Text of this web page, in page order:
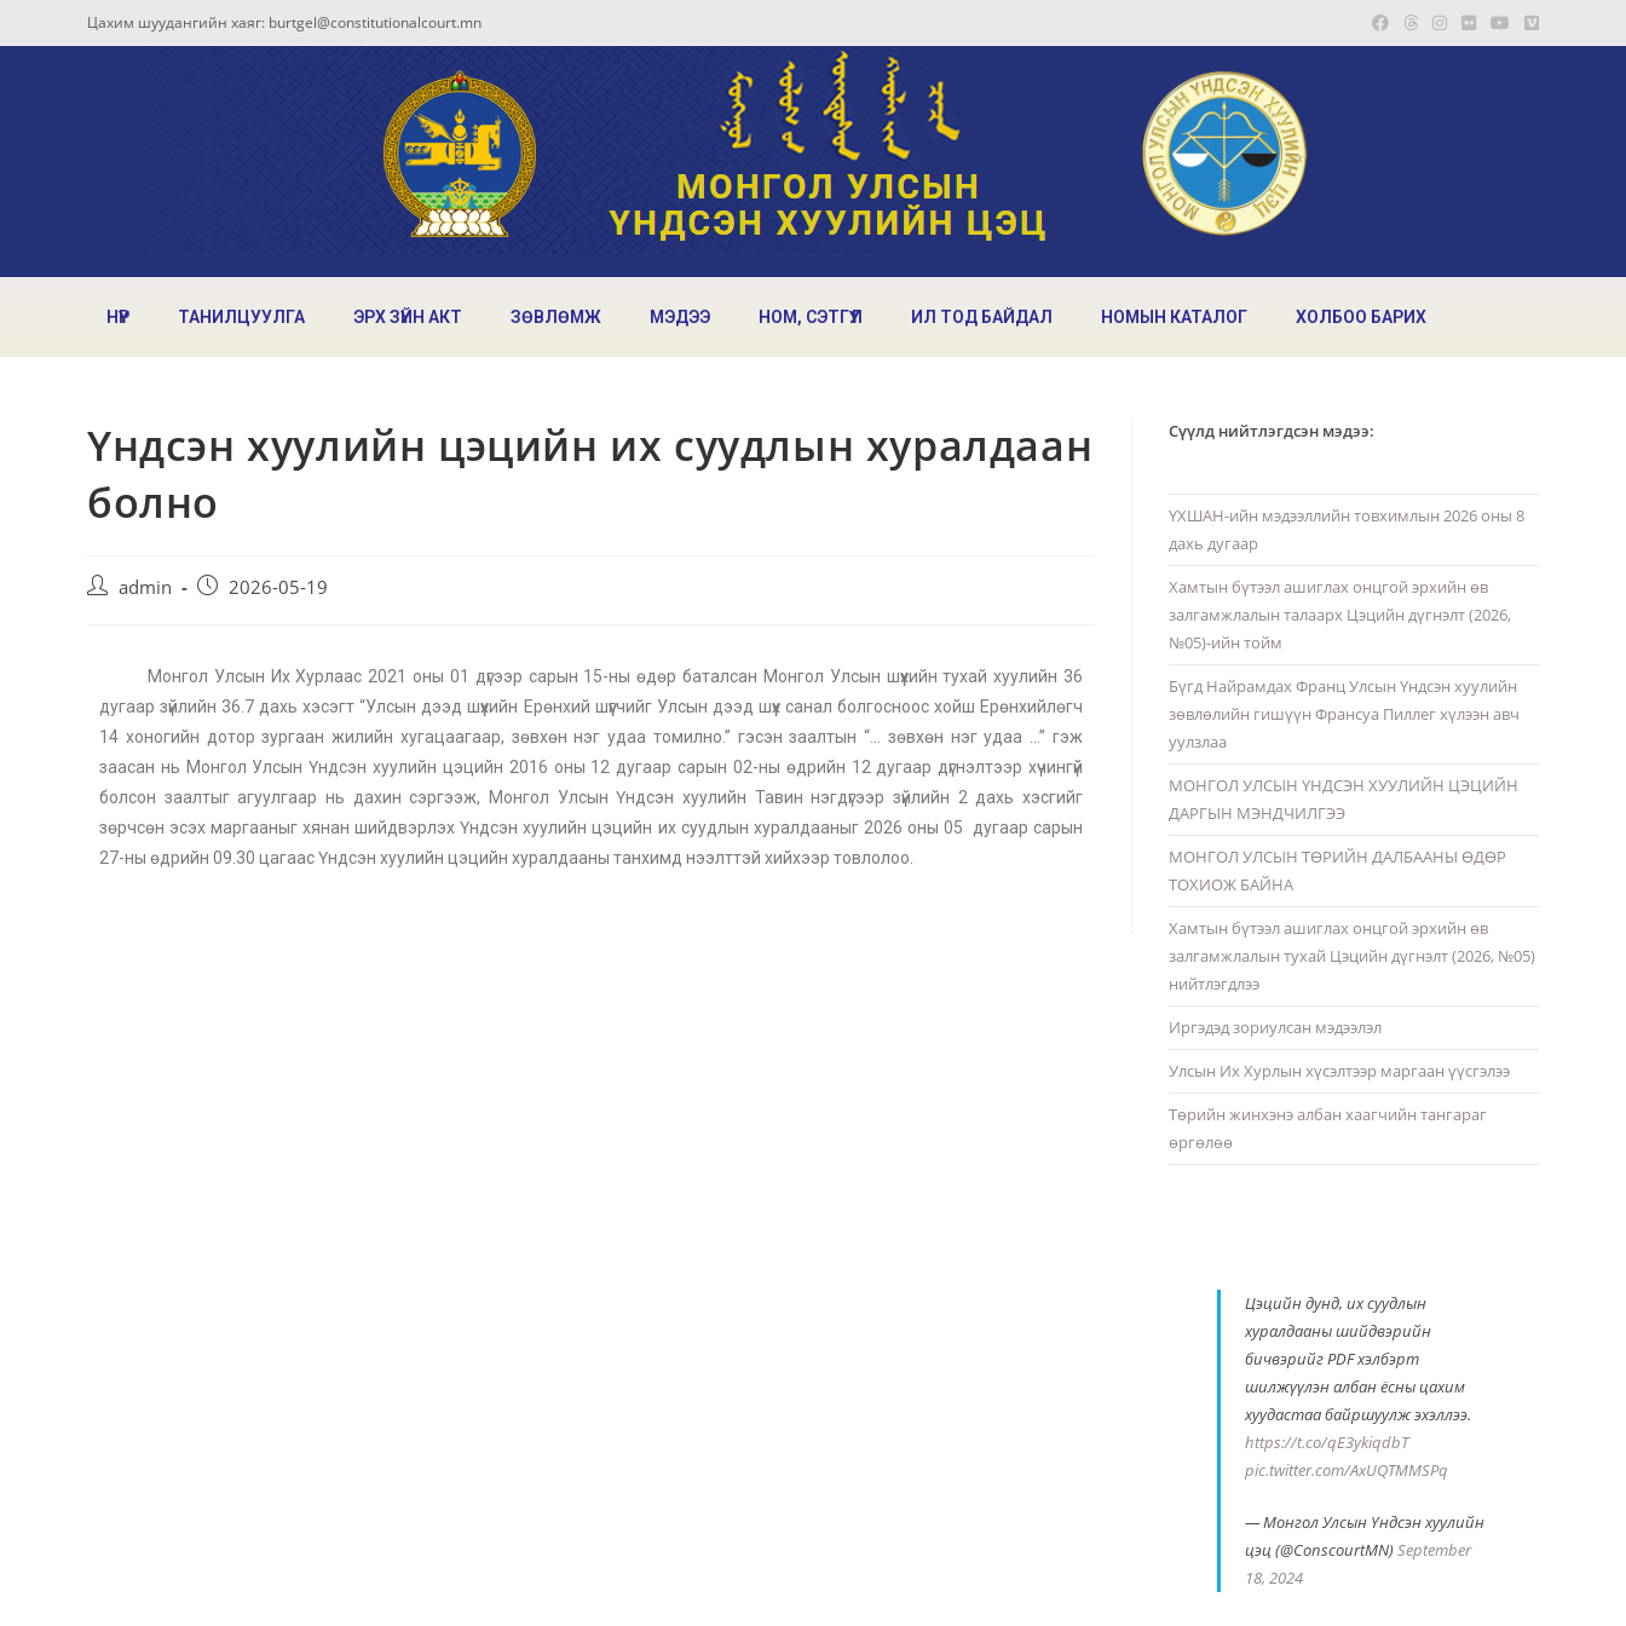
Цахим шуудангийн хаяг: burtgel@constitutionalcourt.mn
НҮҮР ТАНИЛЦУУЛГА ЭРХ ЗҮЙН АКТ ЗӨВЛӨМЖ МЭДЭЭ НОМ, СЭТГҮҮЛ ИЛ ТОД БАЙДАЛ НОМЫН КАТАЛОГ ХОЛБОО БАРИХ
Үндсэн хуулийн цэцийн их суудлын хуралдаан
болно
admin 2026-05-19
Монгол Улсын Их Хурлаас 2021 оны 01 дүгээр сарын 15-ны өдөр баталсан Монгол Улсын шүүхийн тухай хуулийн 36
дугаар зүйлийн 36.7 дахь хэсэгт “Улсын дээд шүүхийн Ерөнхий шүүгчийг Улсын дээд шүүх санал болгосноос хойш Ерөнхийлөгч
14 хоногийн дотор зургаан жилийн хугацаагаар, зөвхөн нэг удаа томилно.” гэсэн заалтын “… зөвхөн нэг удаа …” гэж
заасан нь Монгол Улсын Үндсэн хуулийн цэцийн 2016 оны 12 дугаар сарын 02-ны өдрийн 12 дугаар дүгнэлтээр хүчингүй
болсон заалтыг агуулгаар нь дахин сэргээж, Монгол Улсын Үндсэн хуулийн Тавин нэгдүгээр зүйлийн 2 дахь хэсгийг
зөрчсөн эсэх маргааныг хянан шийдвэрлэх Үндсэн хуулийн цэцийн их суудлын хуралдааныг 2026 оны 05 дугаар сарын
27-ны өдрийн 09.30 цагаас Үндсэн хуулийн цэцийн хуралдааны танхимд нээлттэй хийхээр товлолоо.
Сүүлд нийтлэгдсэн мэдээ:
ҮХШАН-ийн мэдээллийн товхимлын 2026 оны 8
дахь дугаар
Хамтын бүтээл ашиглах онцгой эрхийн өв
залгамжлалын талаарх Цэцийн дүгнэлт (2026,
№05)-ийн тойм
Бүгд Найрамдах Франц Улсын Үндсэн хуулийн
зөвлөлийн гишүүн Франсуа Пиллег хүлээн авч
уулзлаа
МОНГОЛ УЛСЫН ҮНДСЭН ХУУЛИЙН ЦЭЦИЙН
ДАРГЫН МЭНДЧИЛГЭЭ
МОНГОЛ УЛСЫН ТӨРИЙН ДАЛБААНЫ ӨДӨР
ТОХИОЖ БАЙНА
Хамтын бүтээл ашиглах онцгой эрхийн өв
залгамжлалын тухай Цэцийн дүгнэлт (2026, №05)
нийтлэгдлээ
Иргэдэд зориулсан мэдээлэл
Улсын Их Хурлын хүсэлтээр маргаан үүсгэлээ
Төрийн жинхэнэ албан хаагчийн тангараг
өргөлөө
Цэцийн дунд, их суудлын
хуралдааны шийдвэрийн
бичвэрийг PDF хэлбэрт
шилжүүлэн албан ёсны цахим
хуудастаа байршуулж эхэллээ.
https://t.co/qE3ykiqdbT
pic.twitter.com/AxUQTMMSPq
— Монгол Улсын Үндсэн хуулийн
цэц (@ConscourtMN)September
18, 2024